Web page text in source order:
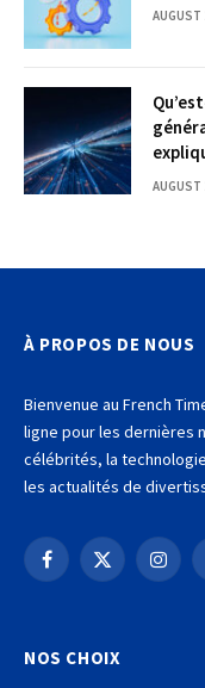
À PROPOS DE NOUS
Bienvenue au French
ligne pour les dernières
célébrités, la
les actualités de
Facebook
X
NOS CHOIX